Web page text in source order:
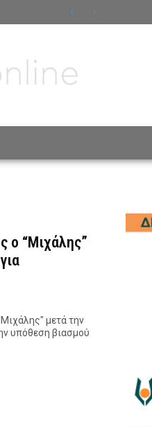
ο “Μιχάλης”
μετά την
υπόθεση βιασμού